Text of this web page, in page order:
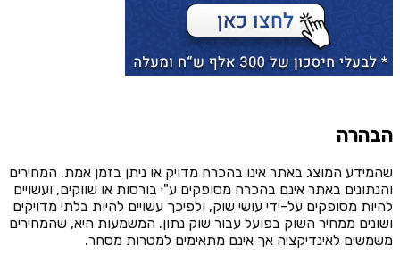
הבהרה
שהמידע המוצג באתר אינו בהכרח מדויק או ניתן בזמן אמת. המחירים
והנתונים באתר אינם בהכרח מסופקים ע"י בורסות או שווקים, ועשויים
להיות מסופקים על-ידי עושי שוק, ולפיכך עשויים להיות בלתי מדויקים
ושונים ממחיר השוק בפועל עבור שוק נתון. המשמעות היא, שהמחירים
משמשים לאינדיקציה אך אינם מתאימים למטרות מסחר.